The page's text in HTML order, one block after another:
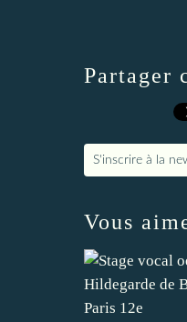
Partager
S'inscrire à la
Vous